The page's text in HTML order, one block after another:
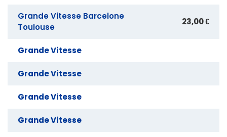
Grande Vitesse Barcelone
Toulouse
23,00 €
Grande Vitesse
Grande Vitesse
Grande Vitesse
Grande Vitesse